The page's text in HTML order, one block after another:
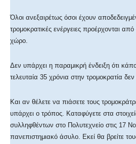
Όλοι ανεξαιρέτως όσοι έχουν
τρομοκρατικές ενέργειες προέρχονται
χώρο.
Δεν υπάρχει η παραμικρή ένδειξη ότι
τελευταία 35 χρόνια στην τρομοκρατία δεν
Και αν θέλετε να πιάσετε τους
υπάρχει ο τρόπος. Καταφύγετε στα
συλληφθέντων στο Πολυτεχνείο στις 17
πανεπιστημιακό άσυλο. Εκεί θα βρείτε